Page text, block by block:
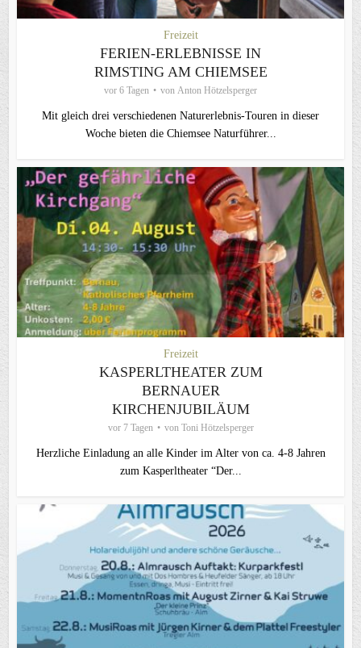
Freizeit
FERIEN-ERLEBNISSE IN
RIMSTING AM CHIEMSEE
vor 6 Tagen von Anton Hötzelsperger
Mit gleich drei verschiedenen Naturerlebnis-Touren in dieser
Woche bieten die Chiemsee Naturführer...
Freizeit
KASPERLTHEATER ZUM
BERNAUER
KIRCHENJUBILÄUM
vor 7 Tagen von Toni Hötzelsperger
Herzliche Einladung an alle Kinder im Alter von ca. 4-8 Jahren
zum Kasperltheater “Der...